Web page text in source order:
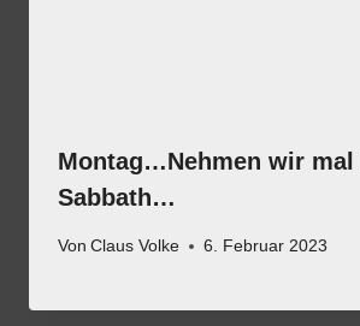
Montag…Nehmen wir mal
Sabbath…
Von Claus Volke 6. Februar 2023